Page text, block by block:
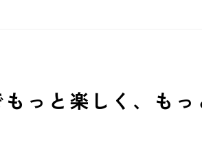
っと 楽しく、も